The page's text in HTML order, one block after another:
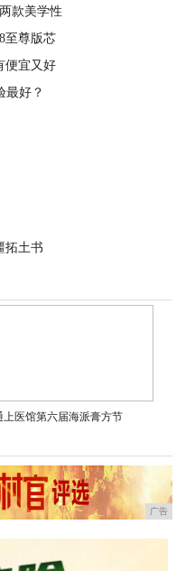
款美学性
至尊版芯
便宜又好
最好？
拓土书
2026-05-22
上医馆第六届海派膏方节
广告